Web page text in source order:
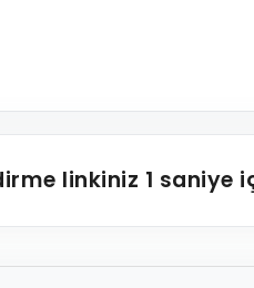
linkiniz 1 saniye